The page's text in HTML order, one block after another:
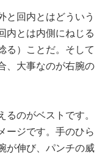
と回内とはどういう
内とは内側にねじる
る）ことだ。そして
、大事なのが右腕の
るのがベストです。
ージです。手のひら
が伸び、パンチの威